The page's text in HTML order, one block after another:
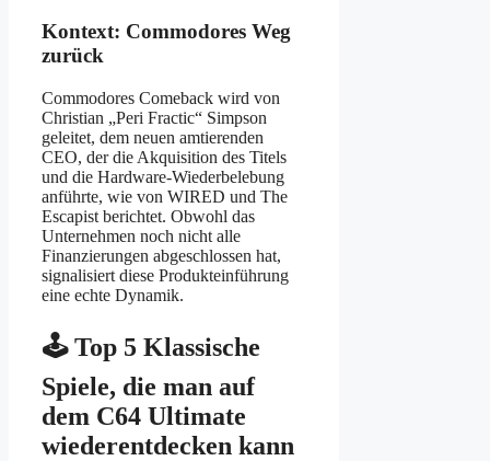
Kontext: Commodores Weg
zurück
Commodores Comeback wird von
Christian „Peri Fractic“ Simpson
geleitet, dem neuen amtierenden
CEO, der die Akquisition des Titels
und die Hardware-Wiederbelebung
anführte, wie von WIRED und The
Escapist berichtet. Obwohl das
Unternehmen noch nicht alle
Finanzierungen abgeschlossen hat,
signalisiert diese Produkteinführung
eine echte Dynamik.
🕹 Top 5 Klassische
Spiele, die man auf
dem C64 Ultimate
wiederentdecken kann